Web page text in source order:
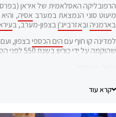
הרפובליקה האסלאמית של איראן
מיעוט סוני הנמצאת במערב אסיה,
בארמניהובאזרבייג'ןבצפון-מערב, ב
למדינה קו חוף עםהים הכספיבצפון,
שהוקמה על ידי כורש בשנת 550 לפני הספירה. שפתה הרשמית של איראן היא הפרסית.
קרא עוד